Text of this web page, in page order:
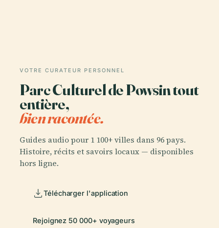
VOTRE CURATEUR PERSONNEL
Parc Culturel de Powsin tout
entière,
bien racontée.
Guides audio pour 1 100+ villes dans 96 pays.
Histoire, récits et savoirs locaux — disponibles
hors ligne.
Télécharger l'application
Rejoignez 50 000+ voyageurs